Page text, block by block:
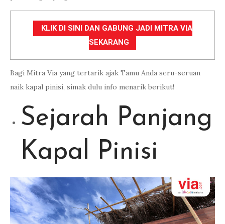
KLIK DI SINI DAN GABUNG JADI MITRA VIA
SEKARANG
Bagi Mitra Via yang tertarik ajak Tamu Anda seru-seruan
naik kapal pinisi, simak dulu info menarik berikut!
Sejarah Panjang
Kapal Pinisi